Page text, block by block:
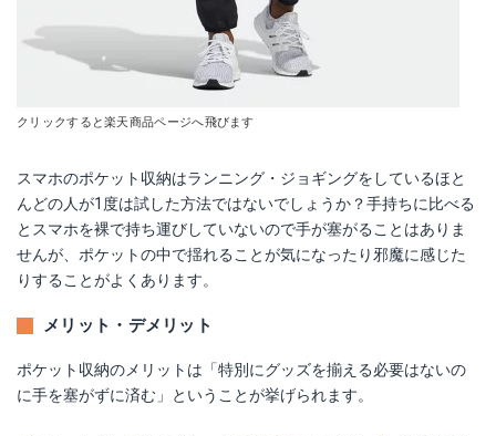
クリックすると楽天商品ページへ飛びます
スマホのポケット収納はランニング・ジョギングをしているほと
んどの人が1度は試した方法ではないでしょうか？手持ちに比べる
とスマホを裸で持ち運びしていないので手が塞がることはありま
せんが、ポケットの中で揺れることが気になったり邪魔に感じた
りすることがよくあります。
メリット・デメリット
ポケット収納のメリットは「特別にグッズを揃える必要はないの
に手を塞がずに済む」ということが挙げられます。